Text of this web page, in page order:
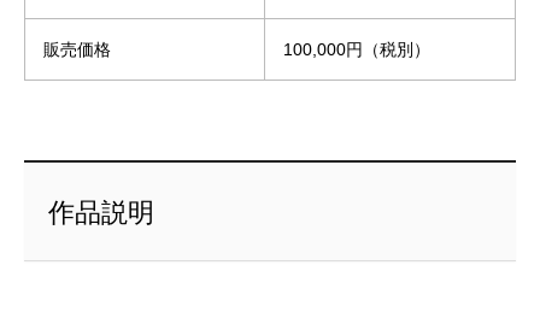
販売価格 100,000円（税別）
作品説明